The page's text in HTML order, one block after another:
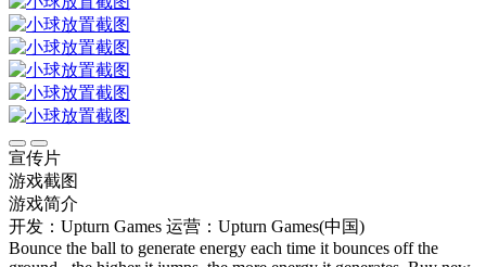
宣传片
游戏截图
游戏简介
开发：Upturn Games 运营：Upturn Games(中国)
Bounce the ball to generate energy each time it bounces off the